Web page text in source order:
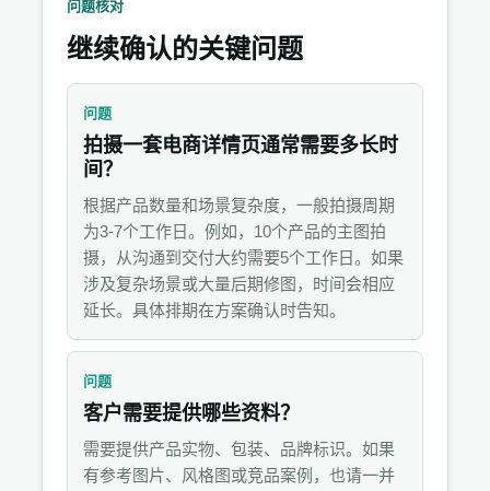
问题核对
继续确认的关键问题
问题
拍摄一套电商详情页通常需要多长时
间？
根据产品数量和场景复杂度，一般拍摄周期
为3-7个工作日。例如，10个产品的主图拍
摄，从沟通到交付大约需要5个工作日。如果
涉及复杂场景或大量后期修图，时间会相应
延长。具体排期在方案确认时告知。
问题
客户需要提供哪些资料？
需要提供产品实物、包装、品牌标识。如果
有参考图片、风格图或竞品案例，也请一并